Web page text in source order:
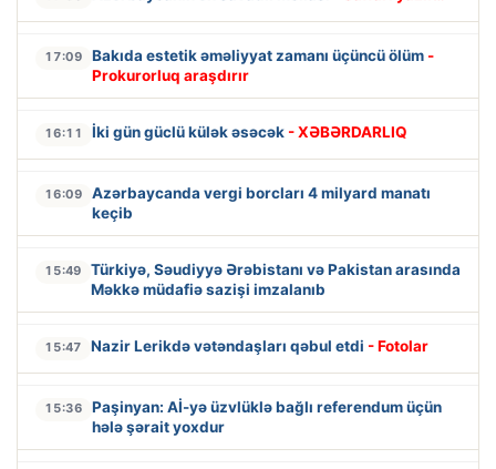
17:09 Bakıda estetik əməliyyat zamanı üçüncü ölüm -
Prokurorluq araşdırır
16:11 İki gün güclü külək əsəcək - XƏBƏRDARLIQ
16:09
Azərbaycanda vergi borcları 4 milyard manatı
keçib
15:49
Türkiyə, Səudiyyə Ərəbistanı və Pakistan arasında
Məkkə müdafiə sazişi imzalanıb
15:47 Nazir Lerikdə vətəndaşları qəbul etdi - Fotolar
15:36
Paşinyan: Aİ-yə üzvlüklə bağlı referendum üçün
hələ şərait yoxdur